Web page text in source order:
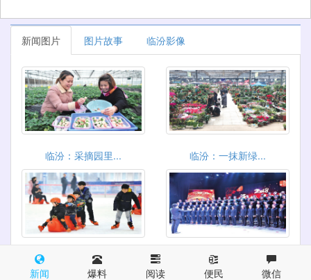
新闻图片 图片故事 临汾影像
临汾：采摘园里... 临汾：一抹新绿...
临汾冰世界乐园...
临汾经济开发区...
新闻
爆料 阅读 便民 微信